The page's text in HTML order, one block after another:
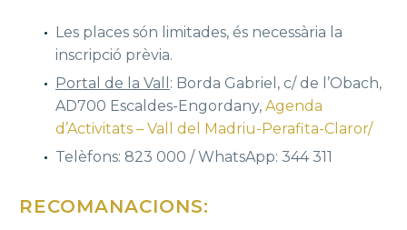
Les places són limitades, és necessària la
inscripció prèvia.
Portal de la Vall : Borda Gabriel, c/ de l’Obach,
AD700 Escaldes-Engordany, Agenda
d’Activitats – Vall del Madriu-Perafita-Claror/
Telèfons: 823 000 / WhatsApp: 344 311
RECOMANACIONS: